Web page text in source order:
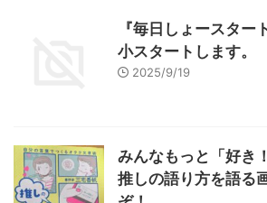
『毎日しょースター
小スタートします。
2025/9/19
みんなもっと「好き
推しの語り方を語る